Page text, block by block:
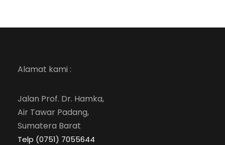
Alamat kami :
Jalan Prof. Dr. Hamka,
Air Tawar Padang,
Sumatera Barat
Telp (0751) 7055644